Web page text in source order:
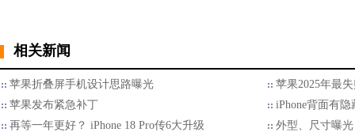
相关新闻
苹果折叠屏手机设计思路曝光
苹果2025年最
苹果发布紧急补丁
iPhone背面有
再等一年更好？ iPhone 18 Pro传6大升级
外型、尺寸曝